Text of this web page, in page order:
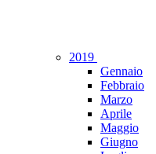
2019
Gennaio
Febbraio
Marzo
Aprile
Maggio
Giugno